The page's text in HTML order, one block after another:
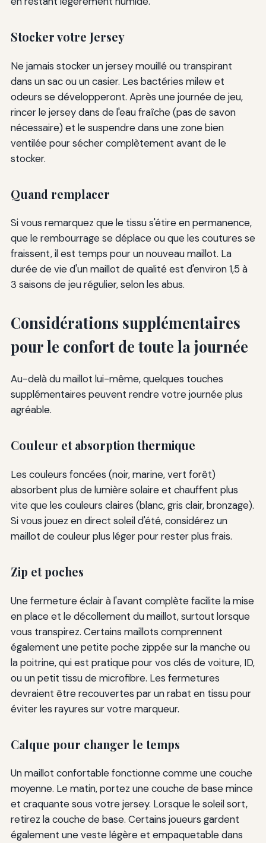
Stocker votre Jersey
Ne jamais stocker un jersey mouillé ou transpirant
dans un sac ou un casier. Les bactéries milew et
odeurs se développeront. Après une journée de jeu,
rincer le jersey dans de l'eau fraîche (pas de savon
nécessaire) et le suspendre dans une zone bien
ventilée pour sécher complètement avant de le
stocker.
Quand remplacer
Si vous remarquez que le tissu s'étire en permanence,
que le rembourrage se déplace ou que les coutures se
fraissent, il est temps pour un nouveau maillot. La
durée de vie d'un maillot de qualité est d'environ 1,5 à
3 saisons de jeu régulier, selon les abus.
Considérations supplémentaires
pour le confort de toute la journée
Au-delà du maillot lui-même, quelques touches
supplémentaires peuvent rendre votre journée plus
agréable.
Couleur et absorption thermique
Les couleurs foncées (noir, marine, vert forêt)
absorbent plus de lumière solaire et chauffent plus
vite que les couleurs claires (blanc, gris clair, bronzage).
Si vous jouez en direct soleil d'été, considérez un
maillot de couleur plus léger pour rester plus frais.
Zip et poches
Une fermeture éclair à l'avant complète facilite la mise
en place et le décollement du maillot, surtout lorsque
vous transpirez. Certains maillots comprennent
également une petite poche zippée sur la manche ou
la poitrine, qui est pratique pour vos clés de voiture, ID,
ou un petit tissu de microfibre. Les fermetures
devraient être recouvertes par un rabat en tissu pour
éviter les rayures sur votre marqueur.
Calque pour changer le temps
Un maillot confortable fonctionne comme une couche
moyenne. Le matin, portez une couche de base mince
et craquante sous votre jersey. Lorsque le soleil sort,
retirez la couche de base. Certains joueurs gardent
également une veste légère et empaquetable dans